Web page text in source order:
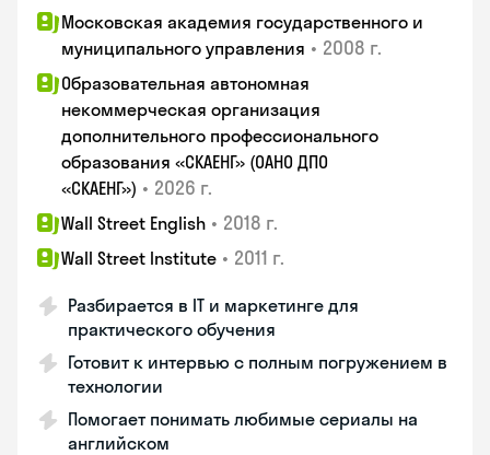
Московская академия государственного и
муниципального управления • 2008 г.
Образовательная автономная
некоммерческая организация
дополнительного профессионального
образования «СКАЕНГ» (ОАНО ДПО
«СКАЕНГ») • 2026 г.
Wall Street English • 2018 г.
Wall Street Institute • 2011 г.
Разбирается в IT и маркетинге для
практического обучения
Готовит к интервью с полным погружением в
технологии
Помогает понимать любимые сериалы на
английском